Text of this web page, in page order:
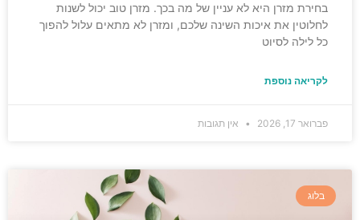
בחירת מזרן היא לא עניין של מה בכך. מזרן טוב יכול לשנות
לחלוטין את איכות השינה שלכם, ומזרן לא מתאים עלול להפוך
כל לילה לסיוט
לקריאה נוספת
פברואר 17, 2026 אין תגובות
בלוג